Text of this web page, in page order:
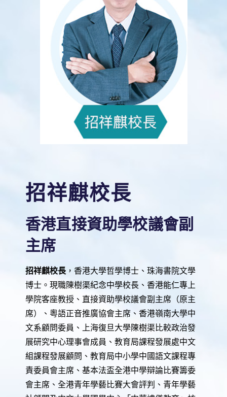
招祥麒校長
香港直接資助學校議會副
主席
招祥麒校長 ，香港大學哲學博士、珠海書院文學
博士。現職陳樹渠紀念中學校長、香港能仁專上
學院客座教授、直接資助學校議會副主席（原主
席）、粵語正音推廣協會主席、香港嶺南大學中
文系顧問委員、上海復旦大學陳樹渠比較政治發
展研究中心理事會成員、教育局課程發展處中文
組課程發展顧問、教育局中小學中國語文課程專
責委員會主席、基本法盃全港中學辯論比賽籌委
會主席、全港青年學藝比賽大會評判、青年學藝